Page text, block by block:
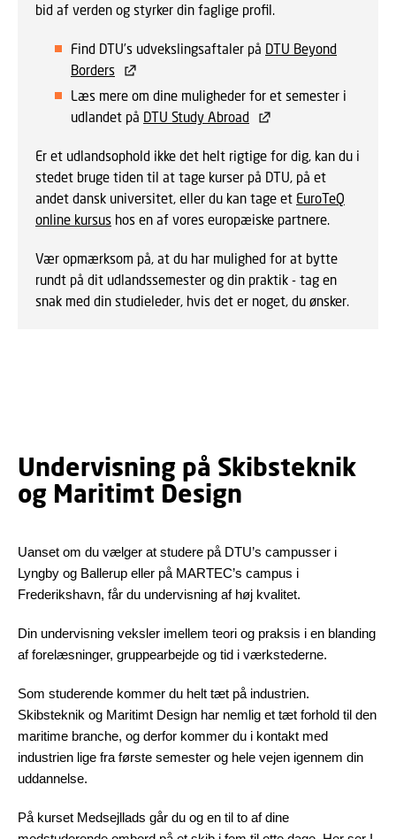
bid af verden og styrker din faglige profil.
Find DTU’s udvekslingsaftaler på DTU Beyond
Borders
Læs mere om dine muligheder for et semester i
udlandet på DTU Study Abroad
Er et udlandsophold ikke det helt rigtige for dig, kan du i
stedet bruge tiden til at tage kurser på DTU, på et
andet dansk universitet, eller du kan tage et EuroTeQ
online kursus hos en af vores europæiske partnere.
Vær opmærksom på, at du har mulighed for at bytte
rundt på dit udlandssemester og din praktik - tag en
snak med din studieleder, hvis det er noget, du ønsker.
Undervisning på Skibsteknik
og Maritimt Design
Uanset om du vælger at studere på DTU’s campusser i
Lyngby og Ballerup eller på MARTEC’s campus i
Frederikshavn, får du undervisning af høj kvalitet.
Din undervisning veksler imellem teori og praksis i en blanding
af forelæsninger, gruppearbejde og tid i værkstederne.
Som studerende kommer du helt tæt på industrien.
Skibsteknik og Maritimt Design har nemlig et tæt forhold til den
maritime branche, og derfor kommer du i kontakt med
industrien lige fra første semester og hele vejen igennem din
uddannelse.
På kurset Medsejllads går du og en til to af dine